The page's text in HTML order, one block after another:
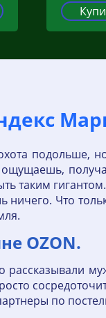
подольше,
таким
ничего. Что
OZON.
рассказывали
по